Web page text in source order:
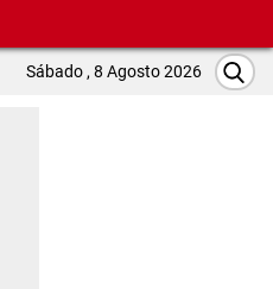
Sábado , 8 Agosto 2026